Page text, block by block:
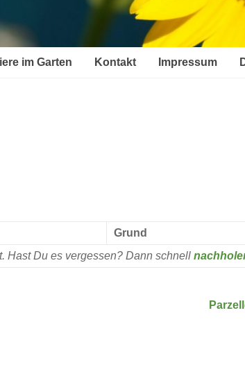
im Garten Kontakt Impressum
Grund
Hast Du es vergessen? Dann schnell